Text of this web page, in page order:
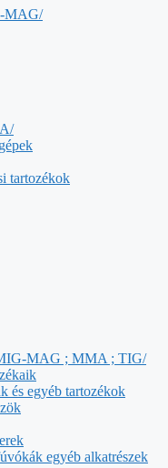
MAG/
tartozékok
MAG ; MMA ; TIG/
és egyéb tartozékok
egyéb alkatrészek